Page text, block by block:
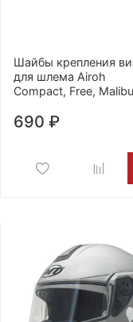
Шайбы крепления
для шлема Airoh
Compact, Free, Malibu
690 ₽